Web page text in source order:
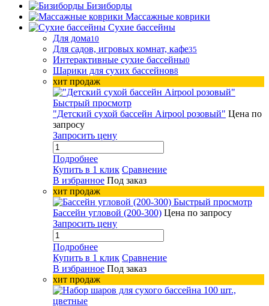
Бизиборды
Массажные коврики
Сухие бассейны
Для дома10
Для садов, игровых комнат, кафе35
Интерактивные сухие бассейны0
Шарики для сухих бассейнов8
хит продаж
Быстрый просмотр
"Детский сухой бассейн Airpool розовый" Цена по
запросу
Запросить цену
Подробнее
Купить в 1 клик Сравнение
В избранное Под заказ
хит продаж
Быстрый просмотр
Бассейн угловой (200-300) Цена по запросу
Запросить цену
Подробнее
Купить в 1 клик Сравнение
В избранное Под заказ
хит продаж